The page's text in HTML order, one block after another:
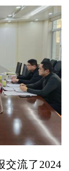
流了2024